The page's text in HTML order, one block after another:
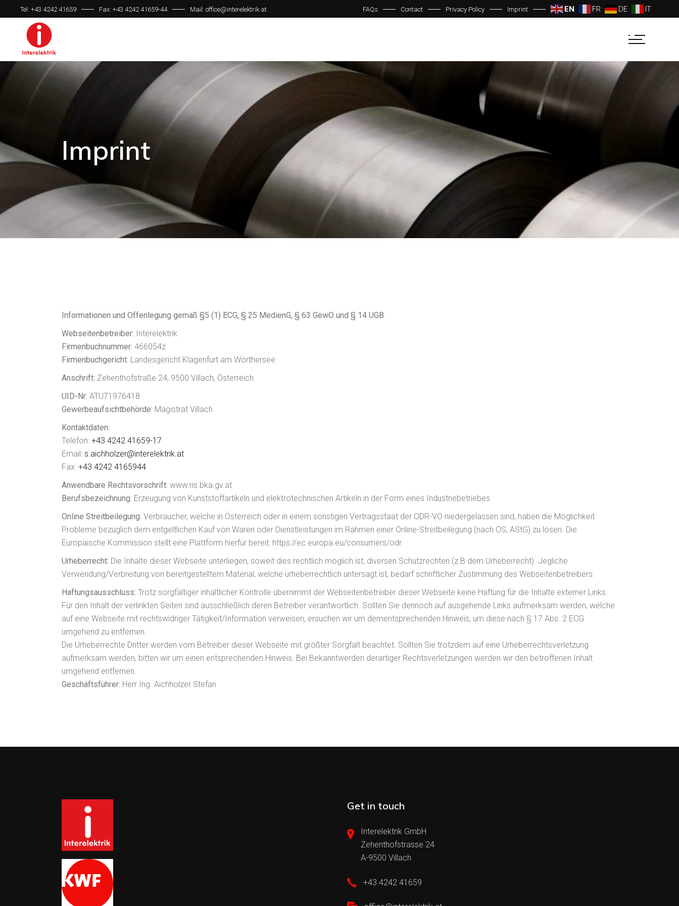
Tel: +43 4242 41659 Fax: +43 4242 41659-44 Mail: office@interelektrik.at FAQs Contact Privacy Policy Imprint EN FR DE IT
Imprint
Informationen und Offenlegung gemäß §5 (1) ECG, § 25 MedienG, § 63 GewO und § 14 UGB
Webseitenbetreiber: Interelektrik
Firmenbuchnummer: 466054z
Firmenbuchgericht: Landesgericht Klagenfurt am Wörthersee
Anschrift: Zehenthofstraße 24, 9500 Villach, Österreich
UID-Nr: ATU71976418
Gewerbeaufsichtbehörde: Magistrat Villach
Kontaktdaten:
Telefon: +43 4242 41659-17
Email: s.aichholzer@interelektrik.at
Fax: +43 4242 4165944
Anwendbare Rechtsvorschrift: www.ris.bka.gv.at
Berufsbezeichnung: Erzeugung von Kunststoffartikeln und elektrotechnischen Artikeln in der Form eines Industriebetriebes
Online Streitbeilegung: Verbraucher, welche in Österreich oder in einem sonstigen Vertragsstaat der ODR-VO niedergelassen sind, haben die Möglichkeit
Probleme bezüglich dem entgeltlichen Kauf von Waren oder Dienstleistungen im Rahmen einer Online-Streitbeilegung (nach OS, AStG) zu lösen. Die
Europäische Kommission stellt eine Plattform hierfür bereit: https://ec.europa.eu/consumers/odr
Urheberrecht: Die Inhalte dieser Webseite unterliegen, soweit dies rechtlich möglich ist, diversen Schutzrechten (z.B dem Urheberrecht). Jegliche
Verwendung/Verbreitung von bereitgestelltem Material, welche urheberrechtlich untersagt ist, bedarf schriftlicher Zustimmung des Webseitenbetreibers.
Haftungsausschluss: Trotz sorgfältiger inhaltlicher Kontrolle übernimmt der Webseitenbetreiber dieser Webseite keine Haftung für die Inhalte externer Links.
Für den Inhalt der verlinkten Seiten sind ausschließlich deren Betreiber verantwortlich. Sollten Sie dennoch auf ausgehende Links aufmerksam werden, welche
auf eine Webseite mit rechtswidriger Tätigkeit/Information verweisen, ersuchen wir um dementsprechenden Hinweis, um diese nach § 17 Abs. 2 ECG
umgehend zu entfernen.
Die Urheberrechte Dritter werden vom Betreiber dieser Webseite mit größter Sorgfalt beachtet. Sollten Sie trotzdem auf eine Urheberrechtsverletzung
aufmerksam werden, bitten wir um einen entsprechenden Hinweis. Bei Bekanntwerden derartiger Rechtsverletzungen werden wir den betroffenen Inhalt
umgehend entfernen.
Geschäftsführer: Herr Ing. Aichholzer Stefan
Get in touch
Interelektrik GmbH
Zehenthofstrasse 24
A-9500 Villach
+43 4242 41659